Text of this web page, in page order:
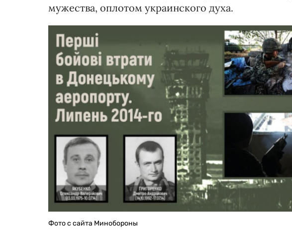
мужества, оплотом украинского духа.
Фото с сайта Минобороны